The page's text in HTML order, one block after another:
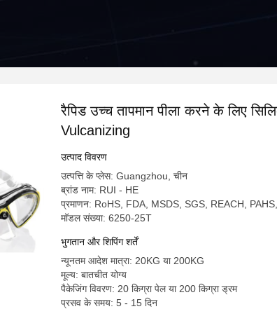
रैपिड उच्च तापमान पीला करने के लिए
Vulcanizing
उत्पाद विवरण
उत्पत्ति के प्लेस: Guangzhou, चीन
ब्रांड नाम: RUI - HE
प्रमाणन: RoHS, FDA, MSDS, SGS, REACH,
मॉडल संख्या: 6250-25T
भुगतान और शिपिंग शर्तें
न्यूनतम आदेश मात्रा: 20KG या 200KG
मूल्य: बातचीत योग्य
पैकेजिंग विवरण: 20 किग्रा पेल या 200 किग्रा ड्रम
प्रसव के समय: 5 - 15 दिन